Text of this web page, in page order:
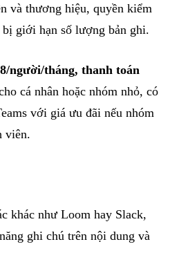
và thương hiệu, quyền kiểm
bị giới hạn số lượng bản ghi.
người/tháng, thanh toán
cá nhân hoặc nhóm nhỏ, có
với giá ưu đãi nếu nhóm
viên.
khác nhưLoom hay Slack,
năng ghi chú trên nội dung và